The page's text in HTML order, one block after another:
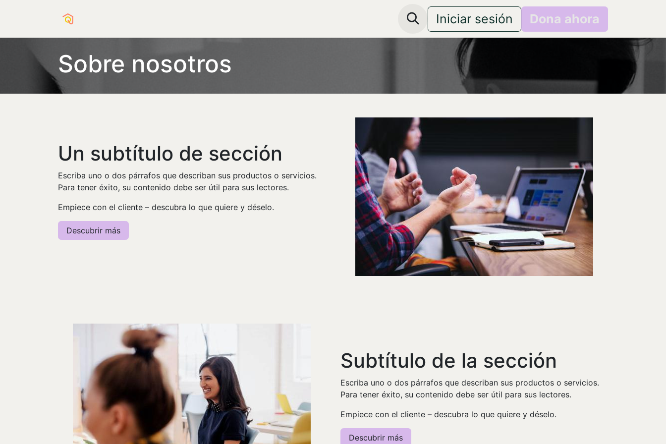
Iniciar sesión Dona ahora
Sobre nosotros
Un subtítulo de sección
Escriba uno o dos párrafos que describan sus productos o servicios.
Para tener éxito, su contenido debe ser útil para sus lectores.
Empiece con el cliente – descubra lo que quiere y déselo.
Descubrir más
Subtítulo de la sección
Escriba uno o dos párrafos que describan sus productos o servicios.
Para tener éxito, su contenido debe ser útil para sus lectores.
Empiece con el cliente – descubra lo que quiere y déselo.
Descubrir más